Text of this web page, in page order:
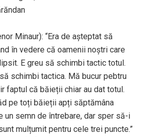
Minaur): “Era de așteptat să
în vedere că oamenii noștri care
E greu să schimbi tactic totul.
schimbi tactica. Mă bucur pebtru
faptul că băieții chiar au dat totul.
pe toți băieții apți săptămâna
un semn de întrebare, dar sper să-i
mulțumit pentru cele trei puncte.”